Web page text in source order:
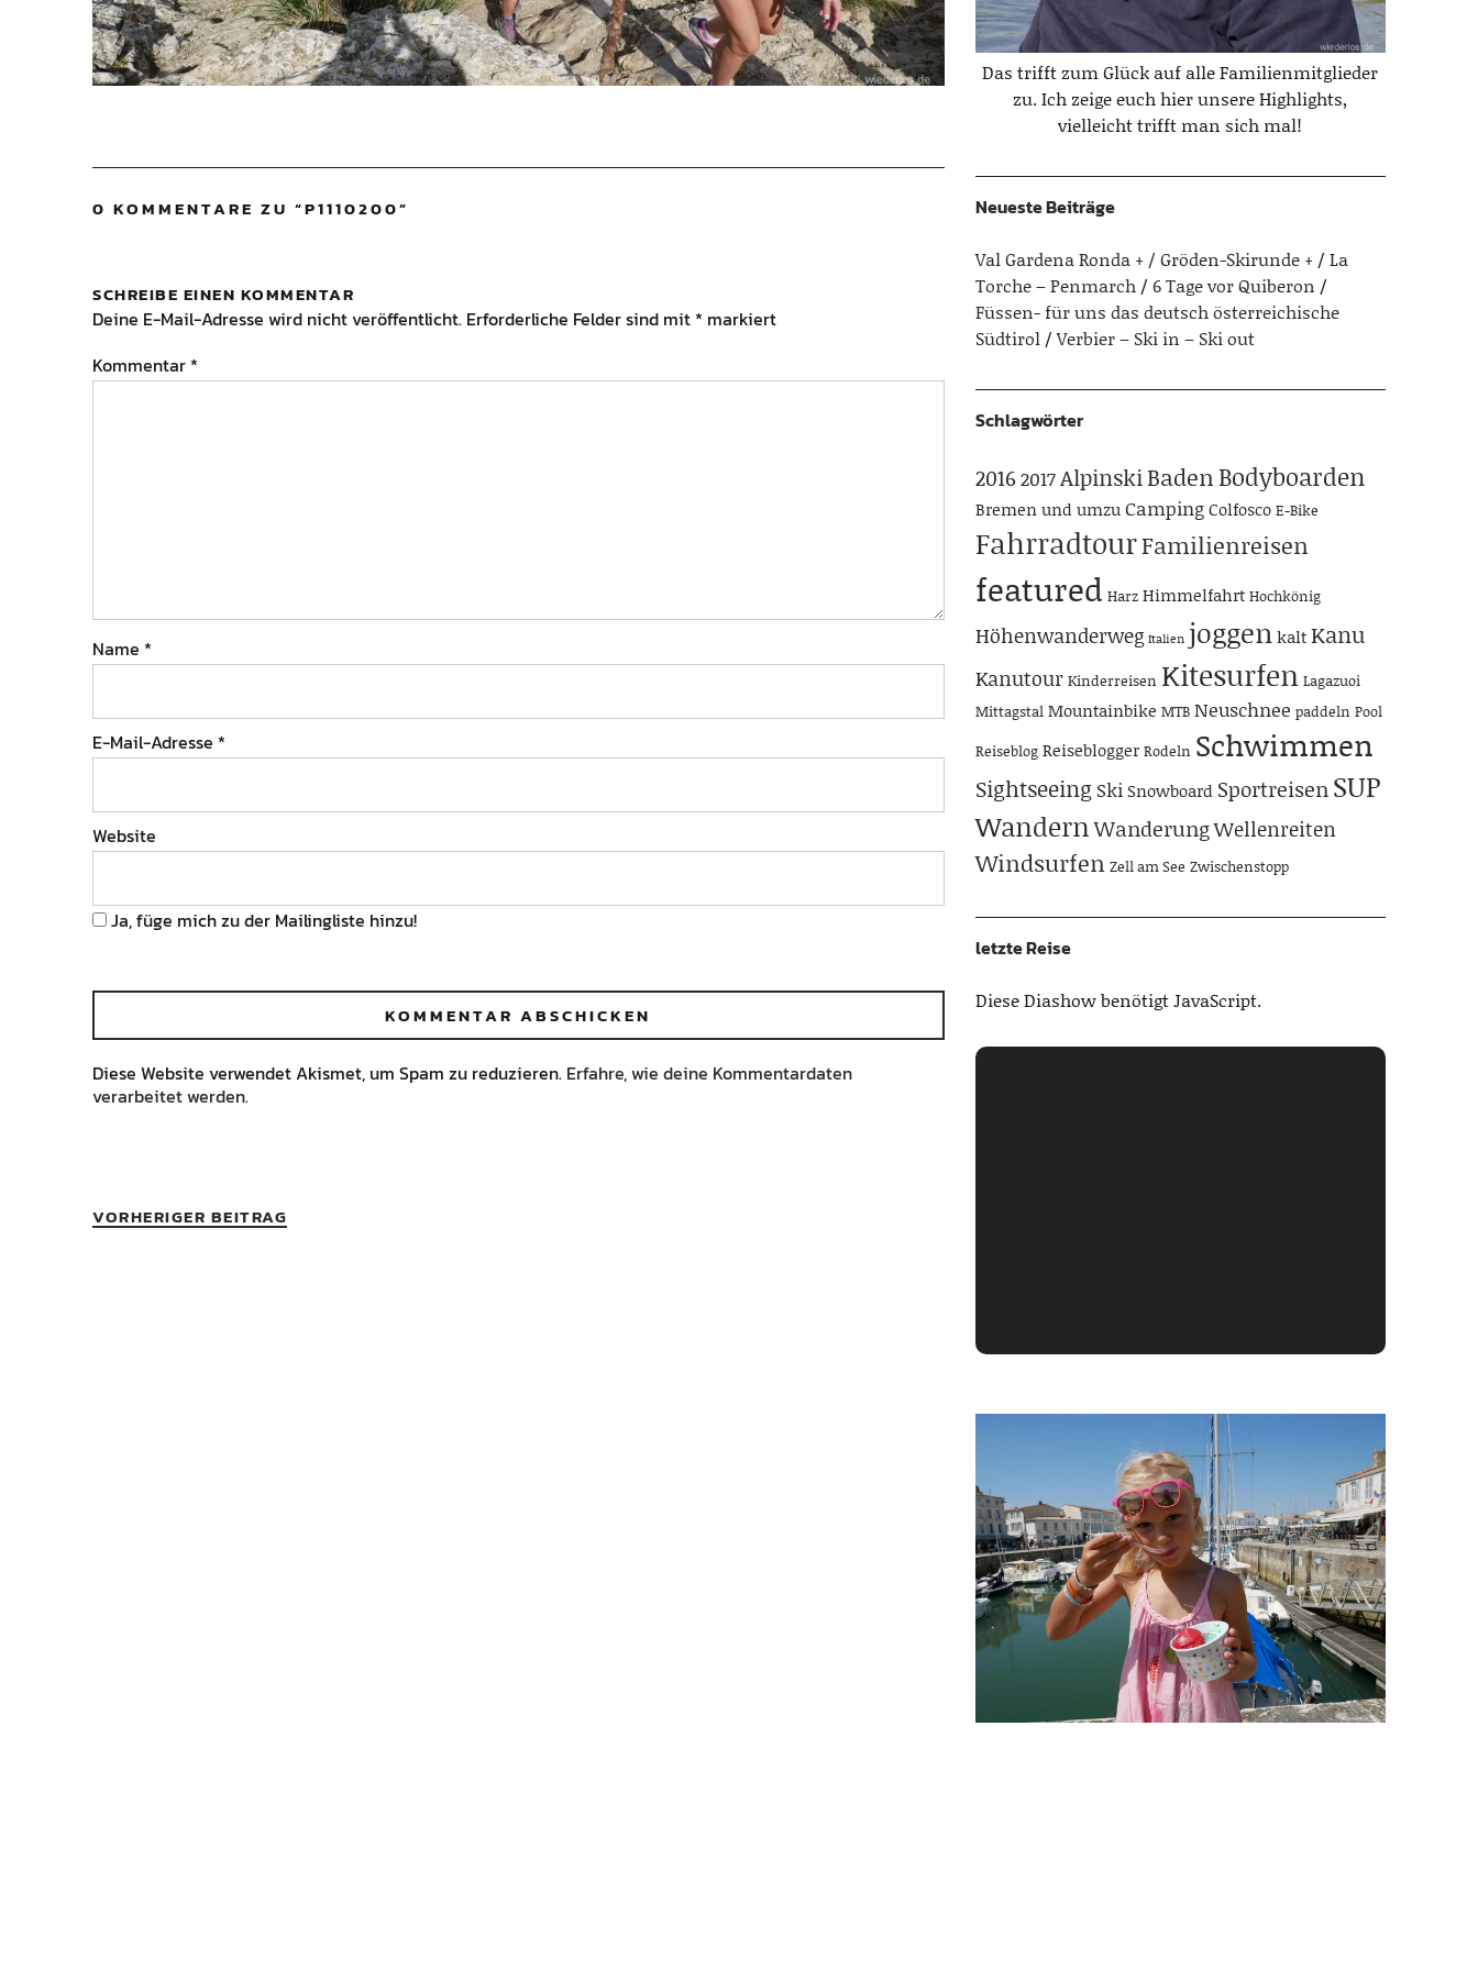
0 KOMMENTARE ZU “P1110200”
SCHREIBE EINEN KOMMENTAR
Deine E-Mail-Adresse wird nicht veröffentlicht. Erforderliche Felder sind mit * markiert
Kommentar *
Name *
E-Mail-Adresse *
Website
Ja, füge mich zu der Mailingliste hinzu!
Diese Website verwendet Akismet, um Spam zu reduzieren. Erfahre, wie deine Kommentardaten
verarbeitet werden.
VORHERIGER BEITRAG
Das trifft zum Glück auf alle Familienmitglieder
zu. Ich zeige euch hier unsere Highlights,
vielleicht trifft man sich mal!
Neueste Beiträge
Val Gardena Ronda + / Gröden-Skirunde +
La
Torche – Penmarch
6 Tage vor Quiberon
Füssen- für uns das deutsch österreichische
Südtirol
Verbier – Ski in – Ski out
Schlagwörter
2016 2017AlpinskiBaden Bodyboarden
Bremen und umzuCampingColfosco E-Bike
FahrradtourFamilienreisen
featured Harz Himmelfahrt Hochkönig
Höhenwanderweg Italien joggenkaltKanu
Kanutour Kinderreisen Kitesurfen Lagazuoi
Mittagstal Mountainbike MTB Neuschnee paddeln Pool
Reiseblog Reiseblogger Rodeln Schwimmen
Sightseeing SkiSnowboard SportreisenSUP
WandernWanderungWellenreiten
Windsurfen Zell am See Zwischenstopp
letzte Reise
Diese Diashow benötigt JavaScript.